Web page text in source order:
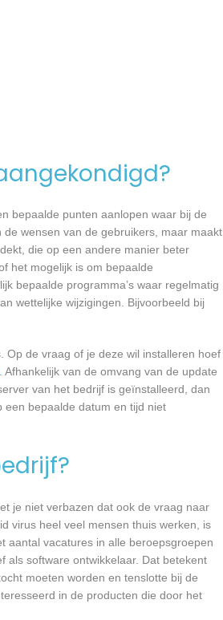
bepaalde punten aanlopen waar bij de
wensen van de gebruikers, maar maakt
die op een andere manier beter
het mogelijk is om bepaalde
bepaalde programma’s waar regelmatig
wettelijke wijzigingen. Bijvoorbeeld bij
de vraag of je deze wil installeren hoef
. Afhankelijk van de omvang van de update
van het bedrijf is geïnstalleerd, dan
bepaalde datum en tijd niet
je niet verbazen dat ook de vraag naar
virus heel veel mensen thuis werken, is
aantal vacatures in alle beroepsgroepen
als software ontwikkelaar. Dat betekent
moeten worden en tenslotte bij de
in de producten die door het